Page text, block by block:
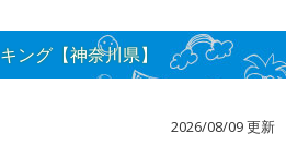
ング【神奈川県】
2026/08/09 更新